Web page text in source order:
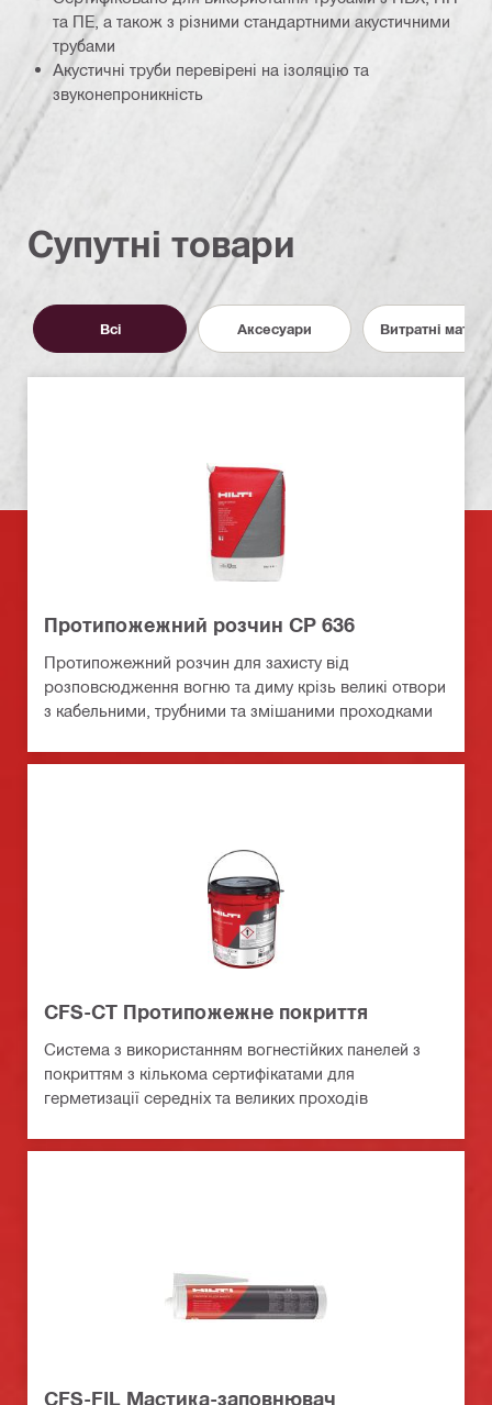
та ПЕ, а також з різними стандартними акустичними
трубами
Акустичні труби перевірені на ізоляцію та
звуконепроникність
Супутні товари
Всі Аксесуари Витратні
Протипожежний розчин CP 636
Протипожежний розчин для захисту від
розповсюдження вогню та диму крізь великі отвори
з кабельними, трубними та змішаними проходками
CFS-CT Протипожежне покриття
Система з використанням вогнестійких панелей з
покриттям з кількома сертифікатами для
герметизації середніх та великих проходів
CFS-FIL Мастика-заповнювач